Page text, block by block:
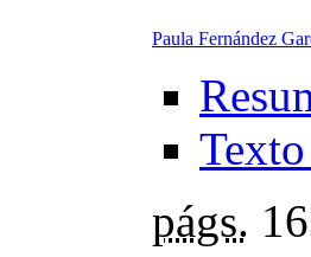
Paula Fernández
págs.